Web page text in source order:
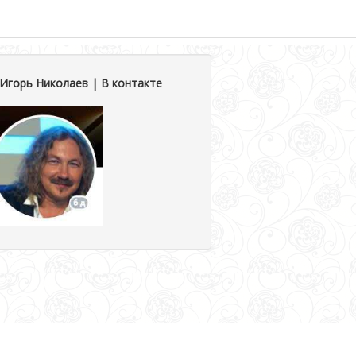
Николаев | В контакте